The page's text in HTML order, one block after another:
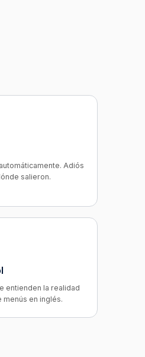
Adiós
salieron.
entienden la realidad
menús en inglés.